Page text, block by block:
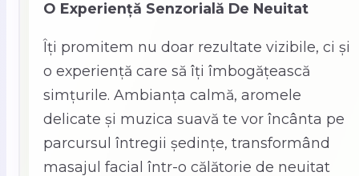
O Experiență Senzorială De Neuitat
Îți promitem nu doar rezultate vizibile, ci și
o experiență care să îți îmbogățească
simțurile. Ambianța calmă, aromele
delicate și muzica suavă te vor încânta pe
parcursul întregii ședințe, transformând
masajul facial într-o călătorie de neuitat